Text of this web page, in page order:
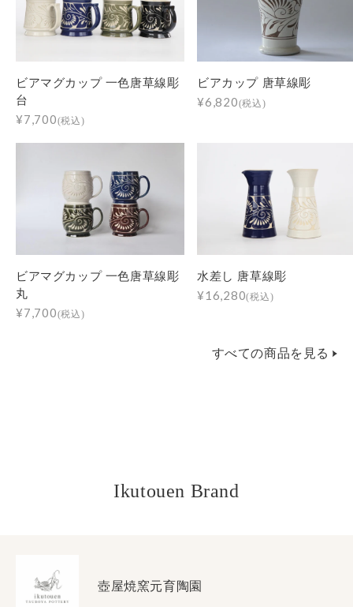
ビアマグカップ 一色唐草線彫
台
¥7,700(税込)
ビアマグカップ 一色唐草線彫
丸
¥7,700(税込)
ビアカップ 唐草線彫
¥6,820(税込)
水差し 唐草線彫
¥16,280(税込)
すべての商品を見る
Ikutouen Brand
壺屋焼窯元育陶園